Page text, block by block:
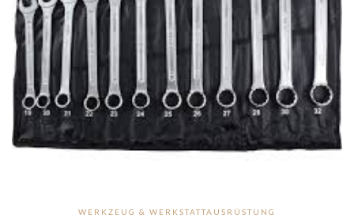
WERKZEUG & WERKSTATTAUSRÜSTUNG